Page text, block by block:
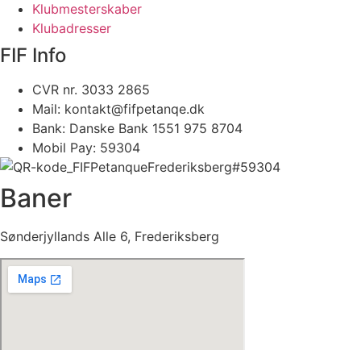
Klubmesterskaber
Klubadresser
FIF Info
CVR nr. 3033 2865
Mail: kontakt@fifpetanqe.dk
Bank: Danske Bank 1551 975 8704
Mobil Pay: 59304
Baner
Sønderjyllands Alle 6, Frederiksberg